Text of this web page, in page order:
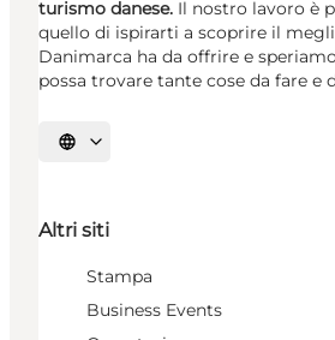
turismo danese. Il nostro lavoro è
quello di ispirarti a scoprire il
Danimarca ha da offrire e
possa trovare tante cose da fare e
Seleziona la lingua
Altri siti
Stampa
Business Events